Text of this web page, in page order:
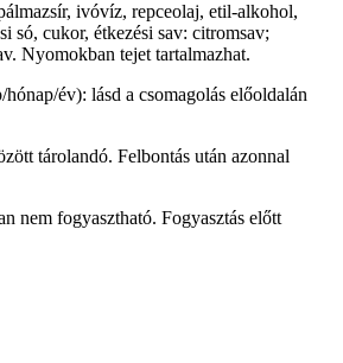
ivóvíz, repceolaj, etil-alkohol,
só, cukor, étkezési sav: citromsav;
Nyomokban tejet tartalmazhat.
év): lásd a csomagolás előoldalán
tárolandó. Felbontás után azonnal
nem fogyasztható. Fogyasztás előtt